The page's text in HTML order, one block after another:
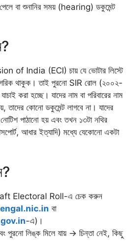
বা শুনানির সময় (hearing) ডকুমেন্ট
of India (ECI) চায় যে ভোটার লিস্টে
থাকুক। তাই পুরনো SIR রোল (২০০২-
করা হচ্ছে। যাদের নাম বা পরিবারের নাম
তাদের কোনো ডকুমেন্ট লাগবে না। যাদের
পাঠানো হয় এবং তখন ১৩টা নথির
আধার ইত্যাদি) মধ্যে যেকোনো একটা
Electoral Roll-এ চেক করুন
বা
-এ)।
পুরনো লিঙ্ক মিলে যায় → চিন্তা নেই, কিছু